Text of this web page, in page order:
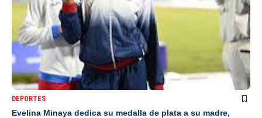
DEPORTES
Evelina Minaya dedica su medalla de plata a su madre,